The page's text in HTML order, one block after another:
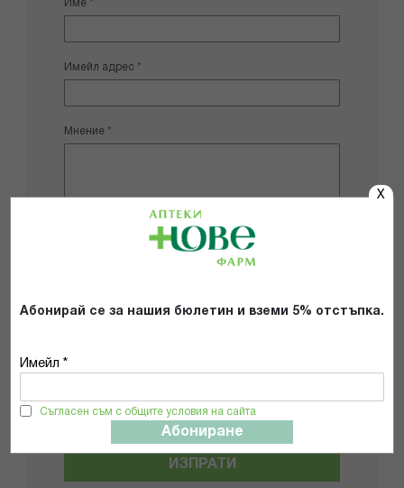
X
Абонирай се за нашия бюлетин и вземи 5% отстъпка.
Имейл *
Съгласен съм с общите условия на сайта
Абониране
Име
Имейл адрес
Мнение
Прочетох и се съгласявам с
поверителност *
ИЗПРАТИ